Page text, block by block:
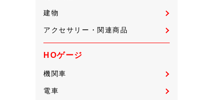
建物
アクセサリー・関連商品
HOゲージ
機関車
電車